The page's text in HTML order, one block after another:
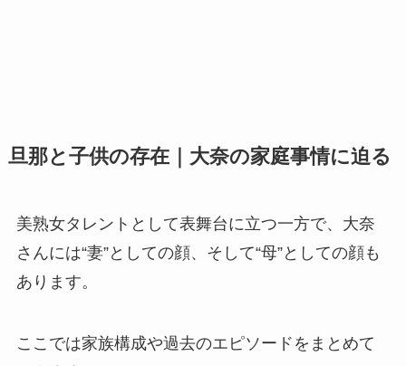
旦那と子供の存在｜大奈の家庭事情に迫る
美熟女タレントとして表舞台に立つ一方で、大奈
さんには“妻”としての顔、そして“母”としての顔も
あります。
ここでは家族構成や過去のエピソードをまとめて